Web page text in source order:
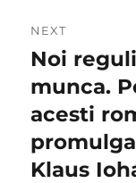
NEXT
Next
post:
Noi
munca.
acesti
Klaus